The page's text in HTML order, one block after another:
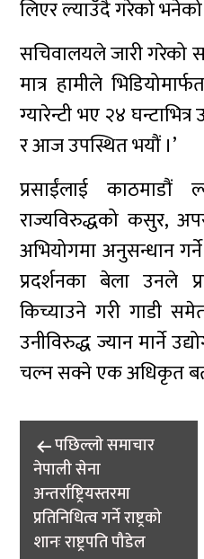
लिएर ल्याउँदै गरेको
सचिवालयले जारी गरेको
मात्र हामीले
ग्यारेन्टी भए २४
र आज उपस्थित भयौं ।’
प्रसाईंलाई काठमाडौं
राज्यविरुद्धको कसुर,
अभियोगमा अनुसन्धान
प्रदर्शनका बेला उनले
किच्याउने गरी गाडी
उनीविरुद्ध ज्यान मार्ने
चल्न सक्ने एक अधिकृत
Post
navigation
पछिल्लाे समाचार
नेपाली सेना
अन्तर्राष्ट्रियस्तरमा
प्रतिनिधित्व गर्ने राष्ट्रको
शानः राष्ट्रपति पौडेल